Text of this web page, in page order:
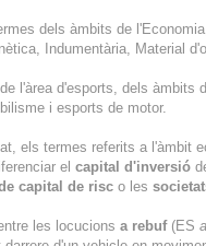
dels àmbits de
Indumentària, Material
l'àrea d'esports, dels
i esports de motor.
els termes referits a l'àmbit
el capital d'inversió
capital de risc o les
les locucions a rebuf(ES